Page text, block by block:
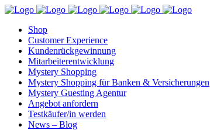
Shop
Customer Experience
Kundenrückgewinnung
Mitarbeiterentwicklung
Mystery Shopping
Mystery Shopping für Banken & Versicherungen
Mystery Guesting Agentur
Angebot anfordern
Testkäufer/in werden
News – Blog